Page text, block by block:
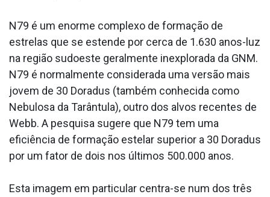
N79 é um enorme complexo de formação de
estrelas que se estende por cerca de 1.630 anos-luz
na região sudoeste geralmente inexplorada da GNM.
N79 é normalmente considerada uma versão mais
jovem de 30 Doradus (também conhecida como
Nebulosa da Tarântula), outro dos alvos recentes de
Webb. A pesquisa sugere que N79 tem uma
eficiência de formação estelar superior a 30 Doradus
por um fator de dois nos últimos 500.000 anos.
Esta imagem em particular centra-se num dos três